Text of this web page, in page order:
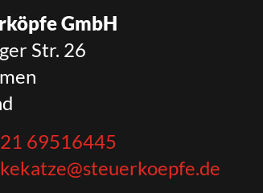
GmbH
Str. 26
69516445